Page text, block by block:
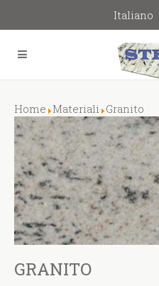
Italiano
Home Materiali Granito
GRANITO